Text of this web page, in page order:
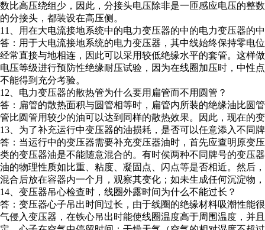
数比高压绕组少，因此，分接头电压除非是一匝感应电压的整
的分接头，都装设在高压侧。
11、用在大电流接地系统中的电力变压器的中的电力变压器的
答：用于大电流接地系统的电力变压器，其中线始终保持零电
经常直接与地相连，因此可以采用较低绝缘水平的套管。这样
电压等级进行预防性绝缘耐压试验，因为在线圈加压时，中性
不能得到充分考验。
12、电力变压器的散热管为什么要用扁管而不用圆管？
答：扁管的散热面积与圆管相等时，扁管内所装的绝缘油比圆
管比圆管用较少的油可以达到同样的散热效果。因此，现在的
13、为了补充运行中变压器的油损耗，是否可以任意添入不同
答：当运行中的变压器需要补充变压器油时，首先应查明原变
类的变压器油是不能随意混合的。有时侯两种不同牌号的变压
油的物理性质如比重、粘度、凝固点、闪点等是否相近。然后
混合后放在容器内一个月，观察其变化；如未生成任何沉淀物
14、变压器吊心检查时，线圈外露时间为什么不能过长？
答：变压器心子吊出时间过长，由于线圈的绝缘材料吸潮性能
气侵入变压器，在铁心吊出时能使线圈温度高于周围温度，并